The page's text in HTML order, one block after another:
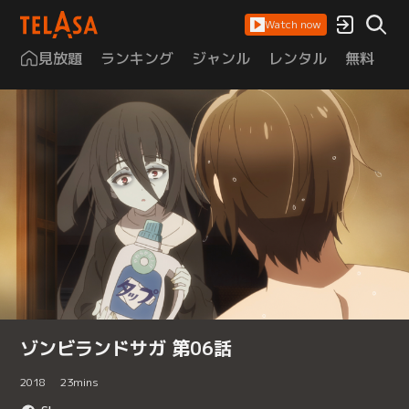
Watch now
見放題 ランキング ジャンル レンタル 無料
ゾンビランドサガ 第06話
2018 23mins